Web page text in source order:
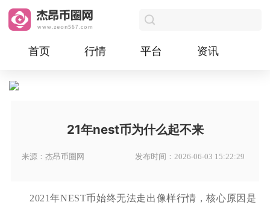
首页 行情 平台 资讯
21年nest币为什么起不来
来源：杰昂币圈网 发布时间：2026-06-03 15:22:29
2021年NEST币始终无法走出像样行情，核心原因是